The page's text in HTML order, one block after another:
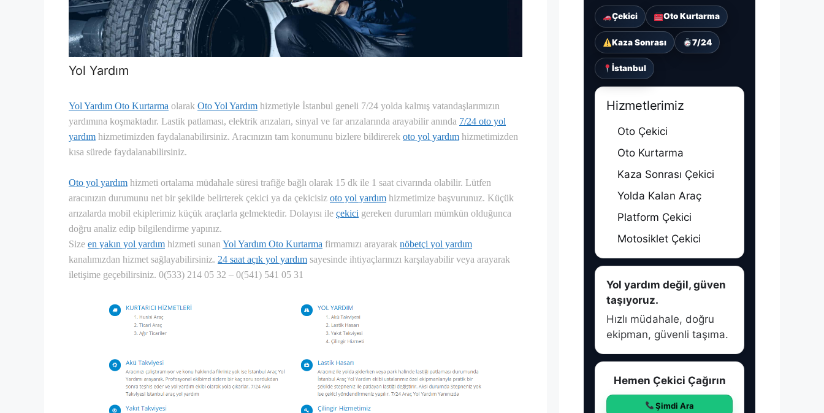
Yol Yardım
Yol Yardım Oto Kurtarma olarak Oto Yol Yardım hizmetiyle İstanbul geneli 7/24 yolda kalmış vatandaşlarımızın
yardımına koşmaktadır. Lastik patlaması, elektrik arızaları, sinyal ve far arızalarında arayabilir anında 7/24 oto yol
yardım hizmetimizden faydalanabilirsiniz. Aracınızın tam konumunu bizlere bildirerek oto yol yardım hizmetimizden
kısa sürede faydalanabilirsiniz.
Oto yol yardım hizmeti ortalama müdahale süresi trafiğe bağlı olarak 15 dk ile 1 saat civarında olabilir. Lütfen
aracınızın durumunu net bir şekilde belirterek çekici ya da çekicisiz oto yol yardım hizmetimize başvurunuz. Küçük
arızalarda mobil ekiplerimiz küçük araçlarla gelmektedir. Dolayısı ile çekici gereken durumları mümkün olduğunca
doğru analiz edip bilgilendirme yapınız.
Size en yakın yol yardım hizmeti sunan Yol Yardım Oto Kurtarma firmamızı arayarak nöbetçi yol yardım
kanalımızdan hizmet sağlayabilirsiniz. 24 saat açık yol yardım sayesinde ihtiyaçlarınızı karşılayabilir veya arayarak
iletişime geçebilirsiniz. 0(533) 214 05 32 – 0(541) 541 05 31
Çekici Oto Kurtarma
Kaza Sonrası 7/24
İstanbul
Hizmetlerimiz
Oto Çekici
Oto Kurtarma
Kaza Sonrası Çekici
Yolda Kalan Araç
Platform Çekici
Motosiklet Çekici
Yol yardım değil, güven
taşıyoruz.
Hızlı müdahale, doğru
ekipman, güvenli taşıma.
Hemen Çekici Çağırın
Şimdi Ara